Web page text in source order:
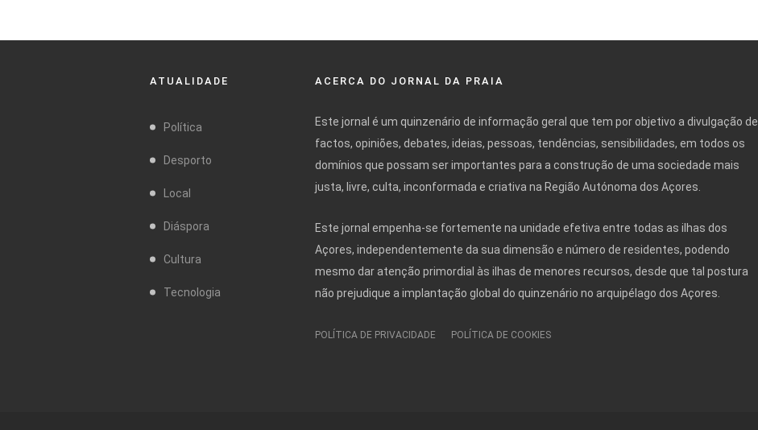
ATUALIDADE
Política
Desporto
Local
Diáspora
Cultura
Tecnologia
ACERCA DO JORNAL DA PRAIA
Este jornal é um quinzenário de informação geral que tem por objetivo a divulgação de
factos, opiniões, debates, ideias, pessoas, tendências, sensibilidades, em todos os
domínios que possam ser importantes para a construção de uma sociedade mais
justa, livre, culta, inconformada e criativa na Região Autónoma dos Açores.
Este jornal empenha-se fortemente na unidade efetiva entre todas as ilhas dos
Açores, independentemente da sua dimensão e número de residentes, podendo
mesmo dar atenção primordial às ilhas de menores recursos, desde que tal postura
não prejudique a implantação global do quinzenário no arquipélago dos Açores.
POLÍTICA DE PRIVACIDADE POLÍTICA DE COOKIES